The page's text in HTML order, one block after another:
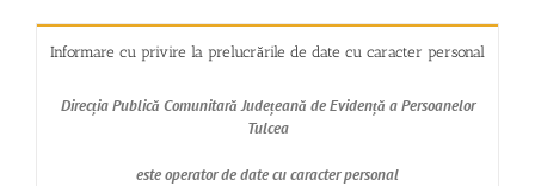
Informare cu privire la prelucrările de date cu caracter personal
Direcția Publică Comunitară Județeană de Evidență a Persoanelor
Tulcea
este operator de date cu caracter personal